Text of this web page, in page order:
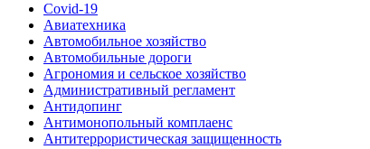
Covid-19
Авиатехника
Автомобильное хозяйство
Автомобильные дороги
Агрономия и сельское хозяйство
Административный регламент
Антидопинг
Антимонопольный комплаенс
Антитеррористическая защищенность